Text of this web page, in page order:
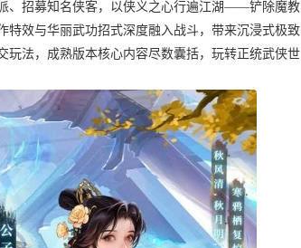
、招募知名侠客，以侠义之心行遍江湖——铲除魔教
效与华丽武功招式深度融入战斗，带来沉浸式极致
玩法，成熟版本核心内容尽数囊括，玩转正统武侠世